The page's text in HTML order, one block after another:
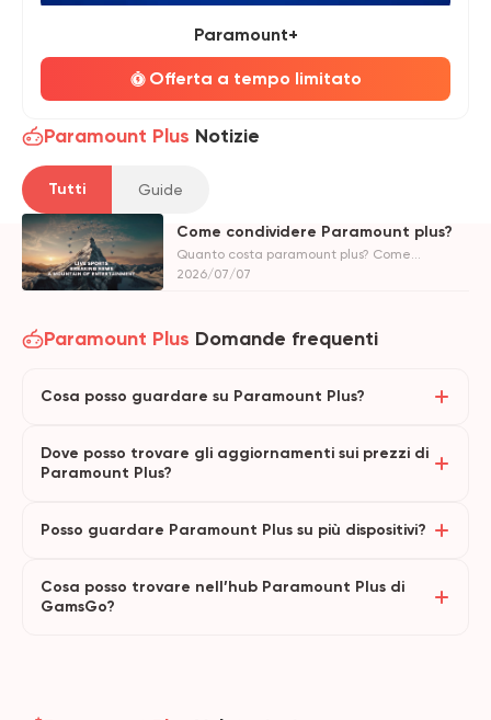
Paramount+
Offerta a tempo limitato
Paramount Plus Notizie
Tutti Guide
Come condividere Paramount plus?
Quanto costa paramount plus? Come
ottenere Paramount Plus gratis? Cosa vedere
2026/07/07
Paramount Plus Domande frequenti
Cosa posso guardare su Paramount Plus?
Dove posso trovare gli aggiornamenti sui prezzi di
Paramount Plus?
Posso guardare Paramount Plus su più dispositivi?
Cosa posso trovare nell’hub Paramount Plus di
GamsGo?